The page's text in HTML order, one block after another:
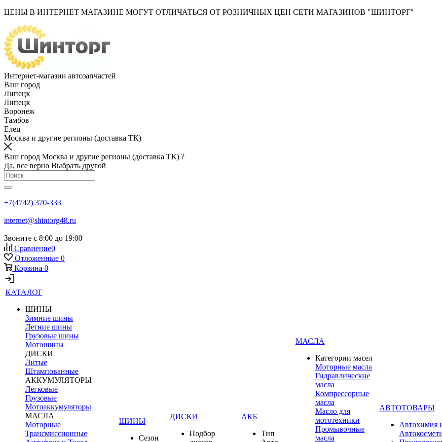
ЦЕНЫ В ИНТЕРНЕТ МАГАЗИНЕ МОГУТ ОТЛИЧАТЬСЯ ОТ РОЗНИЧНЫХ ЦЕН СЕТИ МАГАЗИНОВ "ШИНТОРГ"
Интернет-магазин автозапчастей
Ваш город
Липецк
Липецк
Воронеж
Тамбов
Елец
Москва и другие регионы (доставка ТК)
Ваш город Москва и другие регионы (доставка ТК) ?
Да, все верно Выбрать другой
+7(4742) 370-333
internet@shintorg48.ru
Звоните с 8:00 до 19:00
Сравнение0
Отложенные 0
Корзина 0
КАТАЛОГ
ШИНЫ
Зимние шины
Летние шины
Грузовые шины
Мотошины
ДИСКИ
Литые
Штампованные
АККУМУЛЯТОРЫ
Легковые
Грузовые
Мотоаккумуляторы
МАСЛА
Моторные
Трансмиссионные
ШИНЫ
Сезон
ДИСКИ
Подбор
АКБ
Тип
МАСЛА
Категории масел
Моторные масла
Гидравлические
масла
Компрессорные
масла
Масло для
мототехники
Промывочные
масла
АВТОТОВАРЫ
Автохимия